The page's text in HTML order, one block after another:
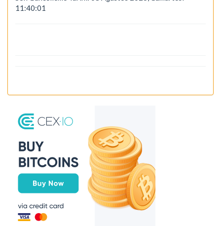
11:40:01